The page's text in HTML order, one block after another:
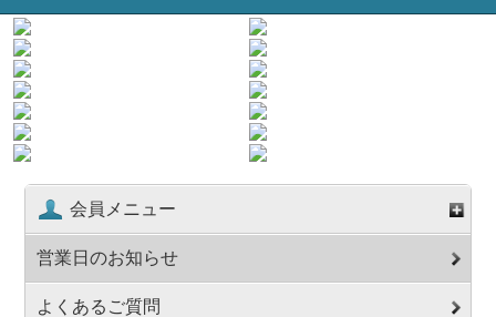
会員メニュー
営業日のお知らせ
よくあるご質問